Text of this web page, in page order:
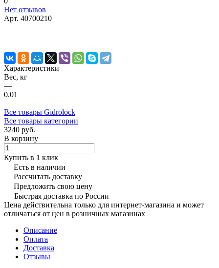
Нет отзывов
Арт. 40700210
Характеристики
Вес, кг
—
0.01
Все товары Gidrolock
Все товары категории
3240 руб.
В корзину
Купить в 1 клик
Есть в наличии
Рассчитать доставку
Предложить свою цену
Быстрая доставка по России
Цена действительна только для интернет-магазина и может
отличаться от цен в розничных магазинах
Описание
Оплата
Доставка
Отзывы